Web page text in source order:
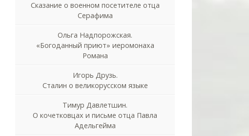
Сказание о военном посетителе отца
Серафима
Ольга Надпорожская.
«Богоданный приют» иеромонаха
Романа
Игорь Друзь.
Сталин о великорусском языке
Тимур Давлетшин.
О кочетковцах и письме отца Павла
Адельгейма